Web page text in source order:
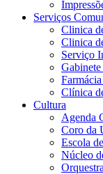
Serviços
Clinica
Clinica
Serviço
Clínica
Cultura
Agenda
Coro da
Escola
Núcleo